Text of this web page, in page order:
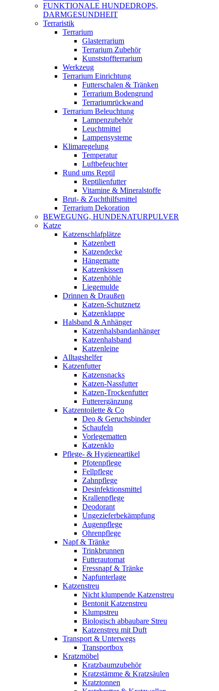
FUNKTIONALE HUNDEDROPS,
DARMGESUNDHEIT
Terraristik
Terrarium
Glasterrarium
Terrarium Zubehör
Kunststoffterrarium
Werkzeug
Terrarium Einrichtung
Futterschalen & Tränken
Terrarium Bodengrund
Terrariumrückwand
Terrarium Beleuchtung
Lampenzubehör
Leuchtmittel
Lampensysteme
Klimaregelung
Temperatur
Luftbefeuchter
Rund ums Reptil
Reptilienfutter
Vitamine & Mineralstoffe
Brut- & Zuchthilfsmittel
Terrarium Dekoration
BEWEGUNG, HUNDENATURPULVER
Katze
Katzenschlafplätze
Katzenbett
Katzendecke
Hängematte
Katzenkissen
Katzenhöhle
Liegemulde
Drinnen & Draußen
Katzen-Schutznetz
Katzenklappe
Halsband & Anhänger
Katzenhalsbandanhänger
Katzenhalsband
Katzenleine
Alltagshelfer
Katzenfutter
Katzensnacks
Katzen-Nassfutter
Katzen-Trockenfutter
Futterergänzung
Katzentoilette & Co
Deo & Geruchsbinder
Schaufeln
Vorlegematten
Katzenklo
Pflege- & Hygieneartikel
Pfotenpflege
Fellpflege
Zahnpflege
Desinfektionsmittel
Krallenpflege
Deodorant
Ungezieferbekämpfung
Augenpflege
Ohrenpflege
Napf & Tränke
Trinkbrunnen
Futterautomat
Fressnapf & Tränke
Napfunterlage
Katzenstreu
Nicht klumpende Katzenstreu
Bentonit Katzenstreu
Klumpstreu
Biologisch abbaubare Streu
Katzenstreu mit Duft
Transport & Unterwegs
Transportbox
Kratzmöbel
Kratzbaumzubehör
Kratzstämme & Kratzsäulen
Kratztonnen